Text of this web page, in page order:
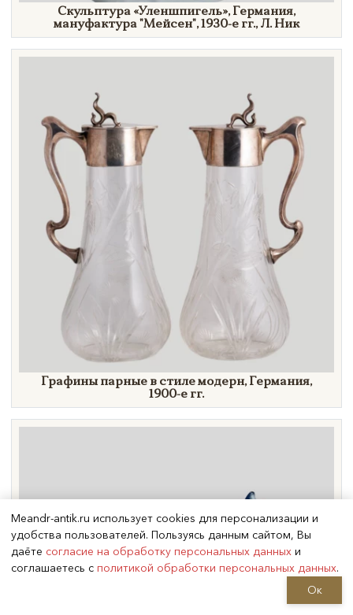
Скульптура «Уленшпигель», Германия,
мануфактура"Мейсен",1930-е гг., Л. Ник
Графины парные в стиле модерн, Германия,
1900-е гг.
Meandr-antik.ru использует cookies для персонализации и
удобства пользователей. Пользуясь данным сайтом, Вы
даёте согласие на обработку персональных данных и
соглашаетесь с политикой обработки персональных данных.
Ок